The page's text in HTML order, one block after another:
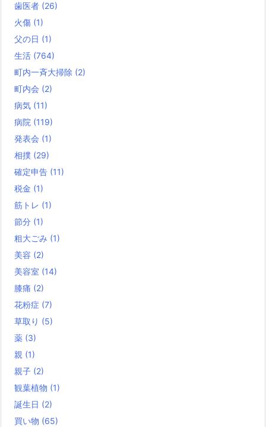
歯医者 (26)
火傷 (1)
父の日 (1)
生活 (764)
町内一斉大掃除 (2)
町内会 (2)
病気 (11)
病院 (119)
発表会 (1)
相撲 (29)
確定申告 (11)
税金 (1)
筋トレ (1)
節分 (1)
粗大ごみ (1)
美容 (2)
美容室 (14)
膝痛 (2)
花粉症 (7)
草取り (5)
薬 (3)
親 (1)
親子 (2)
観葉植物 (1)
誕生日 (2)
買い物 (65)